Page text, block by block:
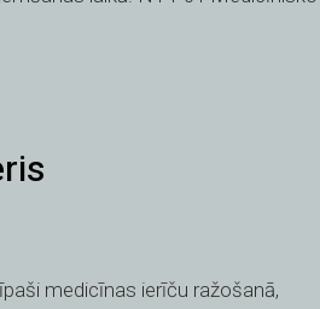
medicīnas ierīču ražošanā,